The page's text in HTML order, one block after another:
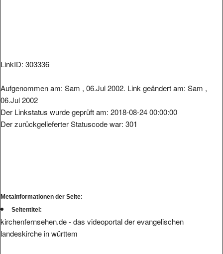
LinkID: 303336
Aufgenommen am: Sam , 06.Jul 2002. Link geändert am: Sam ,
06.Jul 2002
Der Linkstatus wurde geprüft am: 2018-08-24 00:00:00
Der zurückgelieferter Statuscode war: 301
Metainformationen der Seite:
Seitentitel:
kirchenfernsehen.de - das videoportal der evangelischen
landeskirche in württem